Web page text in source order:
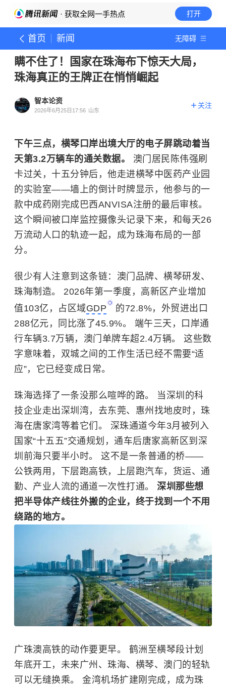
· 获取全网一手热点 打开
首页 新闻 无障碍
瞒不住了！国家在珠海布下惊天大局，
珠海真正的王牌正在悄悄崛起
智本论资
2026年6月25日17:56 山东
关注
下午三点，横琴口岸出境大厅的电子屏跳动着当
天第3.2万辆车的通关数据。 澳门居民陈伟强刷
卡过关，十五分钟后，他走进横琴中医药产业园
的实验室——墙上的倒计时牌显示，他参与的一
款中成药刚完成巴西ANVISA注册的最后审核。
这个瞬间被口岸监控摄像头记录下来，和每天26
万流动人口的轨迹一起，成为珠海布局的一部
分。
很少有人注意到这条链：澳门品牌、横琴研发、
珠海制造。 2026年第一季度，高新区产业增加
值103亿，占区域GDP
的72.8%，外贸进出口
288亿元，同比涨了45.9%。 端午三天，口岸通
行车辆3.7万辆，澳门单牌车超2.4万辆。 这些数
字意味着，双城之间的工作生活已经不需要“适
应”，它已经变成日常。
珠海选择了一条没那么喧哗的路。 当深圳的科
技企业走出 深圳湾 ，去东莞、惠州找地皮时，珠
海在唐家湾等着它们。 深珠通道今年3月被列入
国家“十五五”交通规划，通车后唐家高新区到深
圳前海只要半小时。 这不是一条普通的桥——
公铁两用，下层跑高铁，上层跑汽车，货运、通
勤、产业人流的通道一次性打通。 深圳那些想
把半导体产线往外搬的企业，终于找到一个不用
绕路的地方。
广珠澳高铁的动作要更早。 鹤洲至横琴段计划
年底开工，未来广州、珠海、横琴、澳门的轻轨
可以无缝换乘。 金湾机场扩建刚完成，成为珠